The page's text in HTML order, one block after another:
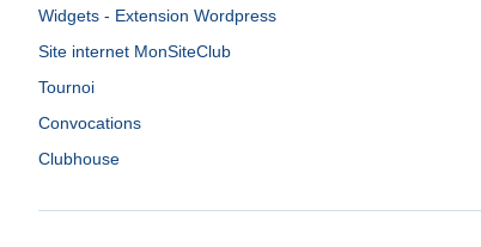
Widgets - Extension Wordpress
Site internet MonSiteClub
Tournoi
Convocations
Clubhouse